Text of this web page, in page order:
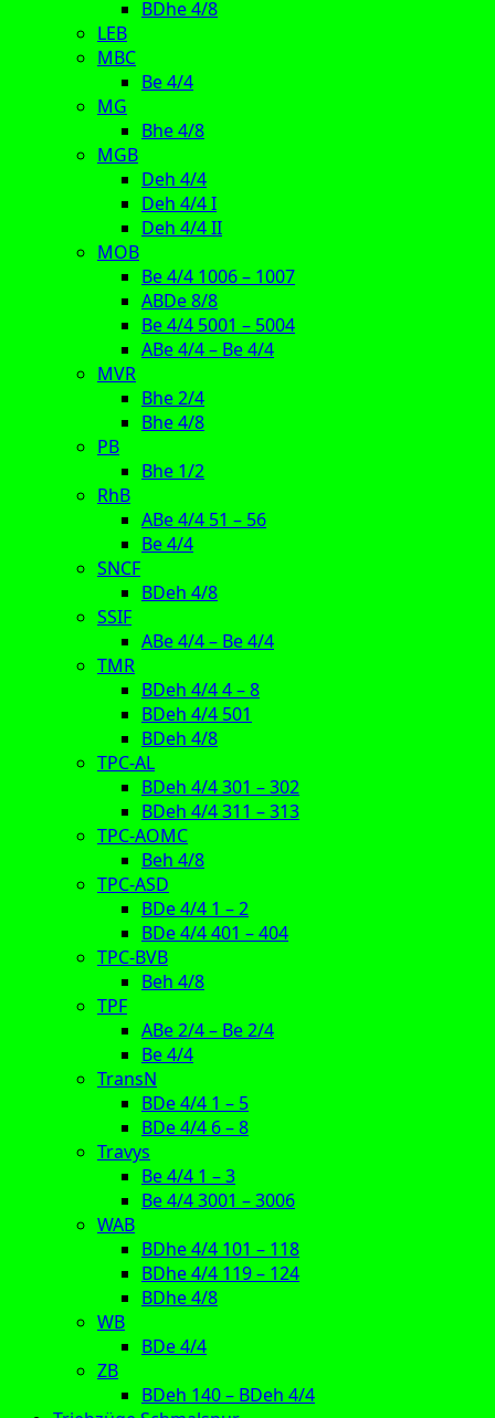
BDhe 4/8
LEB
MBC
Be 4/4
MG
Bhe 4/8
MGB
Deh 4/4
Deh 4/4 I
Deh 4/4 II
MOB
Be 4/4 1006 – 1007
ABDe 8/8
Be 4/4 5001 – 5004
ABe 4/4 – Be 4/4
MVR
Bhe 2/4
Bhe 4/8
PB
Bhe 1/2
RhB
ABe 4/4 51 – 56
Be 4/4
SNCF
BDeh 4/8
SSIF
ABe 4/4 – Be 4/4
TMR
BDeh 4/4 4 – 8
BDeh 4/4 501
BDeh 4/8
TPC-AL
BDeh 4/4 301 – 302
BDeh 4/4 311 – 313
TPC-AOMC
Beh 4/8
TPC-ASD
BDe 4/4 1 – 2
BDe 4/4 401 – 404
TPC-BVB
Beh 4/8
TPF
ABe 2/4 – Be 2/4
Be 4/4
TransN
BDe 4/4 1 – 5
BDe 4/4 6 – 8
Travys
Be 4/4 1 – 3
Be 4/4 3001 – 3006
WAB
BDhe 4/4 101 – 118
BDhe 4/4 119 – 124
BDhe 4/8
WB
BDe 4/4
ZB
BDeh 140 – BDeh 4/4